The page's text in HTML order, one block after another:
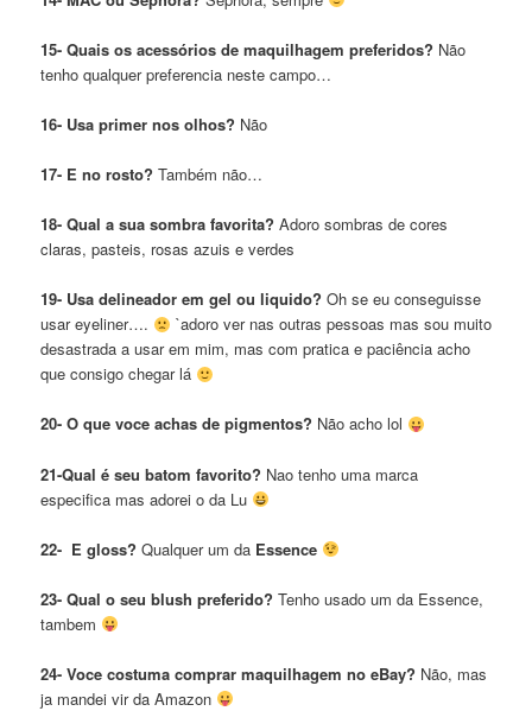
15- Quais os acessórios de maquilhagem preferidos? Não
tenho qualquer preferencia neste campo…
16- Usa primer nos olhos? Não
17- E no rosto? Também não…
18- Qual a sua sombra favorita?Adoro sombras de cores
claras, pasteis, rosas azuis e verdes
19- Usa delineador em gel ou liquido? Oh se eu conseguisse
usar eyeliner….
`adoro ver nas outras pessoas mas sou muito
desastrada a usar em mim, mas com pratica e paciência acho
que consigo chegar lá
20- O que voce achas de pigmentos? Não acho lol
21-Qual é seu batom favorito? Nao tenho uma marca
especifica mas adorei o da Lu
22- E gloss?Qualquer um da Essence
23- Qual o seu blush preferido?Tenho usado um da Essence,
tambem
24- Voce costuma comprar maquilhagem no eBay? Não, mas
ja mandei vir da Amazon